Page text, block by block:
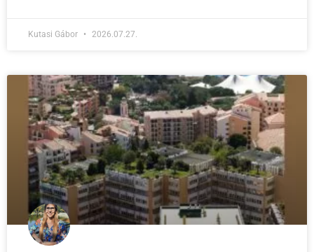
Kutasi Gábor 2026.07.27.